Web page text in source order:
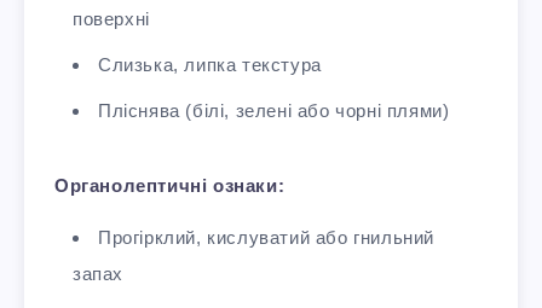
поверхні
Слизька, липка текстура
Пліснява (білі, зелені або чорні плями)
Органолептичні ознаки:
Прогірклий, кислуватий або гнильний
запах